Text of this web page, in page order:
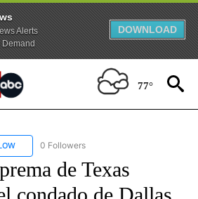
Alerts
Demand
DOWNLOAD
77°
FOLLOW "CNN SPANISH" TO RECEIVE
0 Followers
de Texas